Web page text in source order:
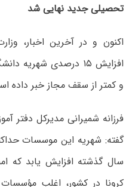
تحصیلی جدید نهایی شد
اکنون و در آخرین اخبار،
افزایش ۱۵ درصدی
و کمتر از سقف مجاز خبر داده
فرزانه شمیرانی مدیرکل دفتر
سال گذشته افزایش یابد که
کرونا